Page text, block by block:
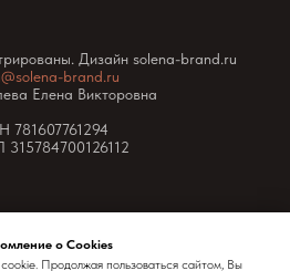
Дизайн solena-brand.ru
brand.ru
Елена Викторовна
781607761294
о Cookies
Продолжая пользоваться сайтом, Вы